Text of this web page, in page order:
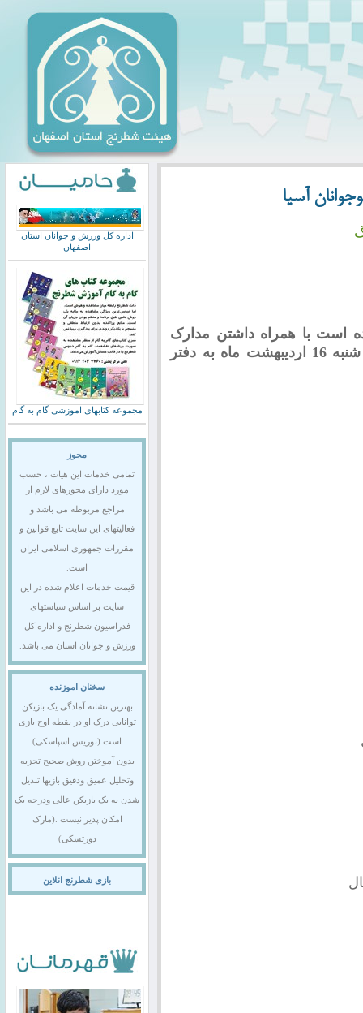
آسیا
است با همراه داشتن مدارک
مورد نیاز جهت ثبت نام تا پایان وقت اداری شنبه 16 اردیبهشت ماه به دفتر
اداره کل ورزش و جوانان استان
اصفهان
مجموعه کتابهای اموزشی گام به گام
مجوز
تمامی خدمات این هیات ، حسب
مورد دارای مجوزهای لازم از
مراجع مربوطه می باشد و
فعالیتهای این سایت تابع قوانین و
مقررات جمهوری اسلامی ایران
است.
قیمت خدمات اعلام شده در این
سایت بر اساس سیاستهای
فدراسیون شطرنج و اداره کل
ورزش و جوانان استان می باشد.
سخنان اموزنده
بهترین نشانه آمادگی یک بازیکن
توانایی درک او در نقطه اوج بازی
است.(بوریس اسپاسکی)
بدون آموختن روش صحیح تجزیه
وتحلیل عمیق ودقیق بازیها تبدیل
شدن به یک بازیکن عالی ودرجه یک
امکان پذیر نیست .(مارک
دورتسکی)
بازی شطرنج انلاین